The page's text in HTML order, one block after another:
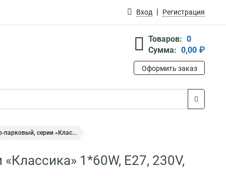
Вход Регистрация
Товаров: 0
Сумма: 0,00 ₽
Оформить заказ
парковый, серии «Клас...
1*60W, E27, 230V,